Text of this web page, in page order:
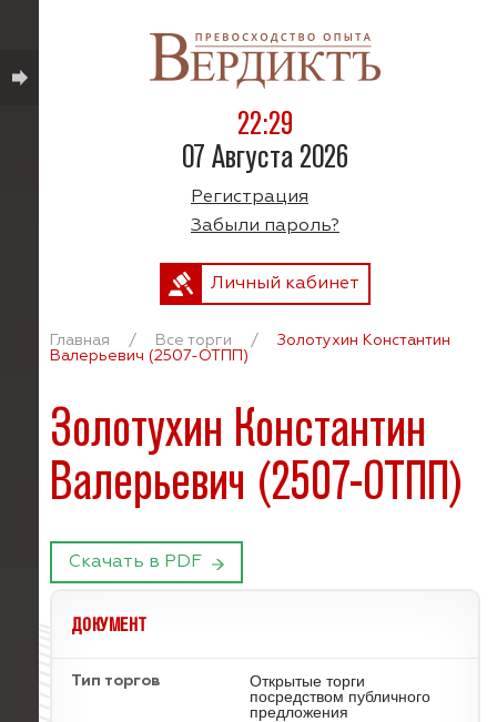
22:29
07 Августа 2026
Регистрация
Забыли пароль?
Личный кабинет
Главная / Все торги /
Золотухин Константин
Валерьевич (2507-ОТПП)
Золотухин Константин
Валерьевич (2507-ОТПП)
Скачать в PDF
ДОКУМЕНТ
Тип торгов
Открытые торги
посредством публичного
предложения